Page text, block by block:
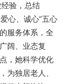
验，总结
心、诚心”五心
服务体系，全
阔、业态复
，她科学优化
为独居老人、